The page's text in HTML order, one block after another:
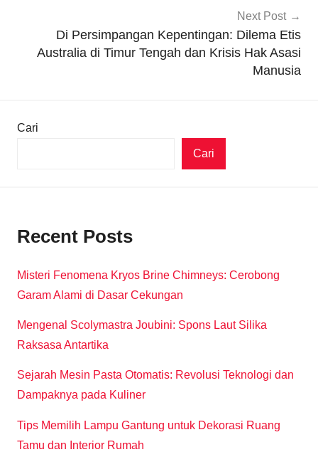
Next Post
Di Persimpangan Kepentingan: Dilema Etis
Australia di Timur Tengah dan Krisis Hak Asasi
Manusia
Cari
Cari
Recent Posts
Misteri Fenomena Kryos Brine Chimneys: Cerobong
Garam Alami di Dasar Cekungan
Mengenal Scolymastra Joubini: Spons Laut Silika
Raksasa Antartika
Sejarah Mesin Pasta Otomatis: Revolusi Teknologi dan
Dampaknya pada Kuliner
Tips Memilih Lampu Gantung untuk Dekorasi Ruang
Tamu dan Interior Rumah